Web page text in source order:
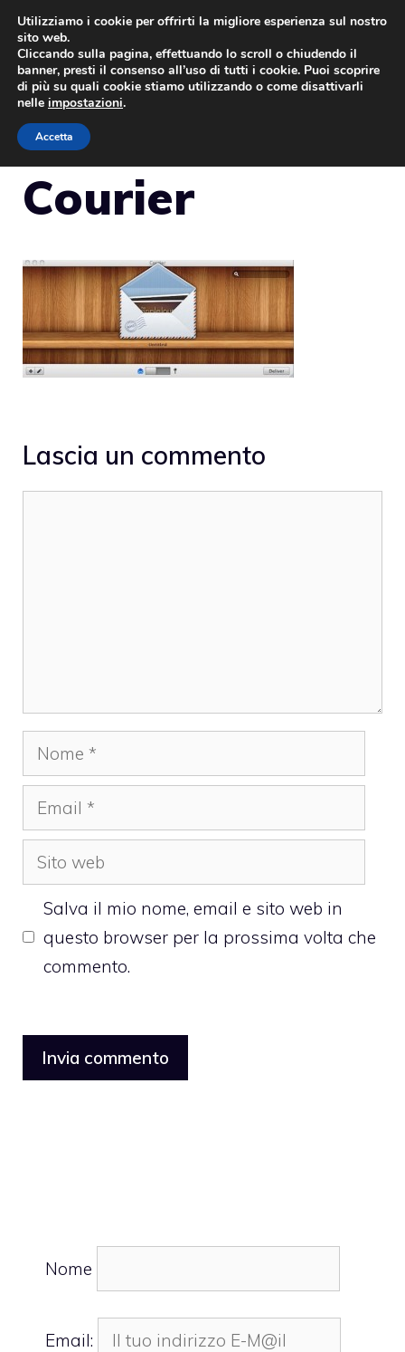
Vai
contenuto
Courier
Lascia un commento
Nome
Email
Sito
web
Salva il mio nome, email e sito web in
questo browser per la prossima volta che
commento.
Nome
Email:
Utilizziamo i cookie per offrirti la migliore esperienza sul nostro
sito web.
Cliccando sulla pagina, effettuando lo scroll o chiudendo il
banner, presti il consenso all’uso di tutti i cookie. Puoi scoprire
di più su quali cookie stiamo utilizzando o come disattivarli
nelle impostazioni.
Accetta